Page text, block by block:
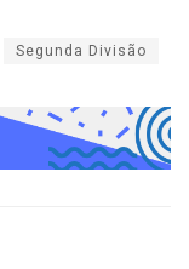
Segunda Divisão